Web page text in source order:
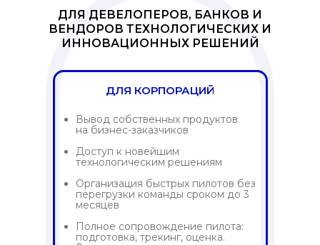
Вывод собственных продуктов
на бизнес-заказчиков
Доступ к новейшим
технологическим решениям
Организация быстрых пилотов без
перегрузки команды сроком до 3
месяцев
Полное сопровождение пилота:
подготовка, трекинг, оценка.
ДЛЯ КОРПОРАЦИЙ
ДЛЯ ДЕВЕЛОПЕРОВ, БАНКОВ И
ВЕНДОРОВ ТЕХНОЛОГИЧЕСКИХ И
ИННОВАЦИОННЫХ РЕШЕНИЙ